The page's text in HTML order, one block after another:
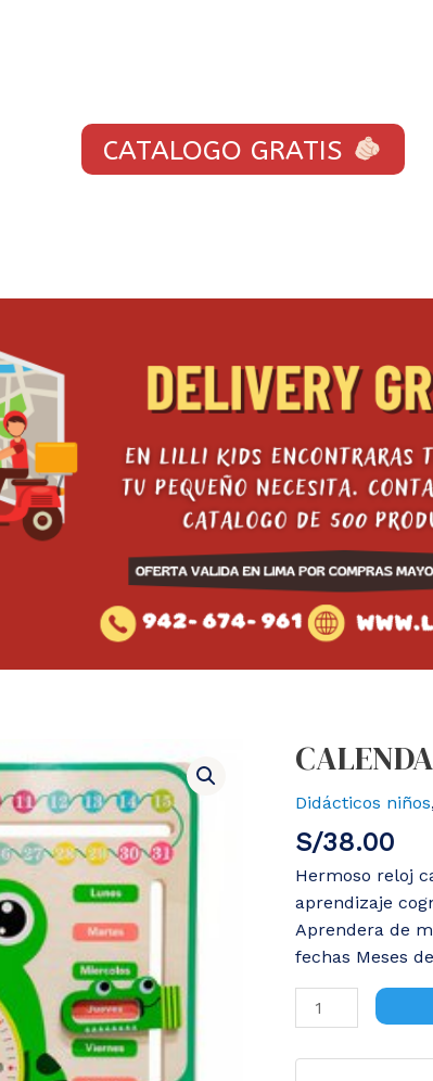
CATALOGO GRATIS
Didácticos niños
S/38.00
Hermoso reloj
aprendizaje
Aprendera de
fechas Meses
CALENDARIO
RANITA
cantidad